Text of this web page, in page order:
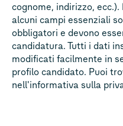
cognome, indirizzo,
alcuni campi essenziali
obbligatori e devono
candidatura. Tutti i dati
modificati facilmente in
profilo candidato. Puoi
nell'informativa sulla